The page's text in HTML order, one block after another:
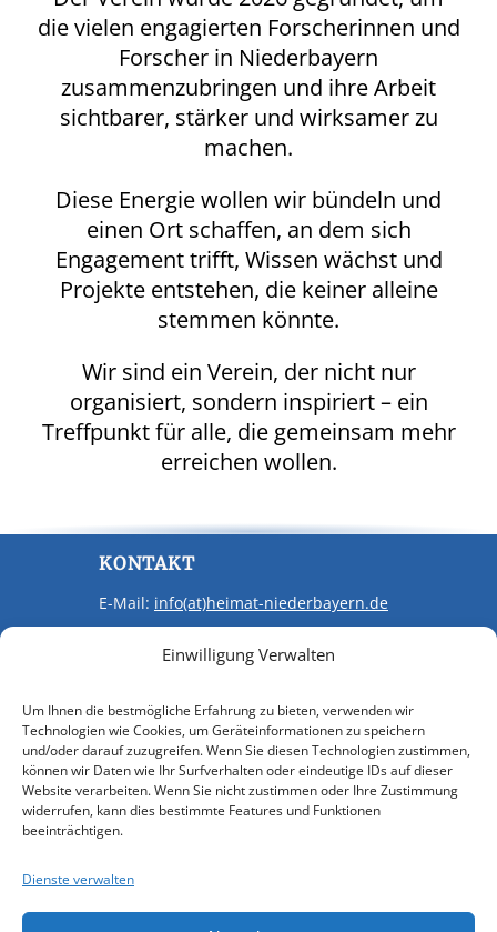
Einwilligung Verwalten
Um Ihnen die bestmögliche Erfahrung zu bieten, verwenden wir
Technologien wie Cookies, um Geräteinformationen zu speichern
und/oder darauf zuzugreifen. Wenn Sie diesen Technologien zustimmen,
können wir Daten wie Ihr Surfverhalten oder eindeutige IDs auf dieser
Website verarbeiten. Wenn Sie nicht zustimmen oder Ihre Zustimmung
widerrufen, kann dies bestimmte Features und Funktionen
beeinträchtigen.
Dienste verwalten
die vielen engagierten Forscherinnen und
Forscher in Niederbayern
zusammenzubringen und ihre Arbeit
sichtbarer, stärker und wirksamer zu
machen.
Diese Energie wollen wir bündeln und
einen Ort schaffen, an dem sich
Engagement trifft, Wissen wächst und
Projekte entstehen, die keiner alleine
stemmen könnte.
Wir sind ein Verein, der nicht nur
organisiert, sondern inspiriert – ein
Treffpunkt für alle, die gemeinsam mehr
erreichen wollen.
KONTAKT
E-Mail: info(at)heimat-niederbayern.de
Beitrittserklärung
Cookie-Einstellungen
Datenschutz
Impressum
SPENDEN
Mit Ihrer Spende unterstützen Sie uns,
Heimatforscher in Niederbayern zu